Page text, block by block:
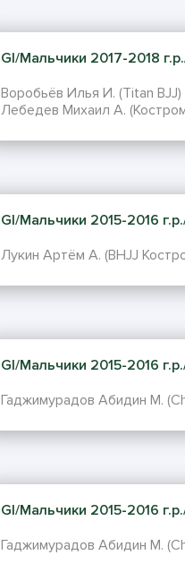
GI/Мальчики 2017-2018
Воробьёв Илья И. (Titan BJJ)
Лебедев Михаил А.
GI/Мальчики 2015-2016
Лукин Артём А. (BHJJ
GI/Мальчики 2015-2016
Гаджимурадов Абидин М.
GI/Мальчики 2015-2016
Гаджимурадов Абидин М.